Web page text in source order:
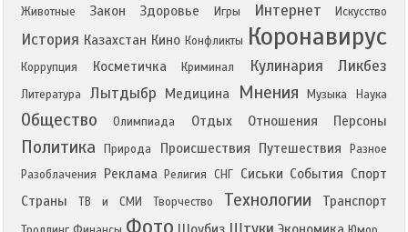
Животные
Закон Здоровье Игры Интернет Искусство
История Казахстан Кино Конфликты Коронавирус
Коррупция Косметичка Криминал Кулинария Ликбез
Литература Лытдыбр Медицина Мнения Музыка Наука
Общество Олимпиада Отдых Отношения Персоны
Политика Природа Происшествия Путешествия
Разное
Разоблачения
Реклама Религия СНГ Сиськи События Спорт
Страны
ТВ и СМИ Творчество Технологии Транспорт